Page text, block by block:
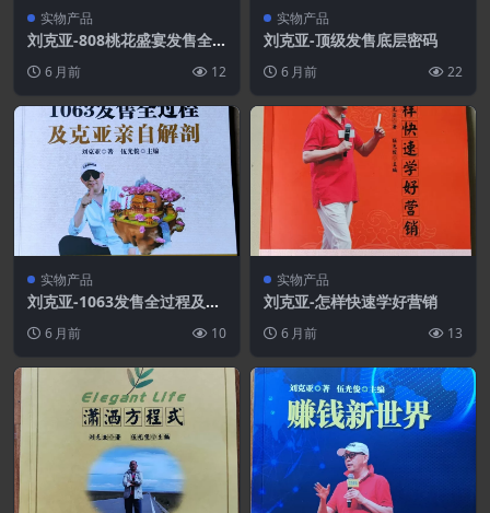
实物产品
刘克亚-808桃花盛宴发售全
6 月前 12
实物产品
刘克亚-顶级发售底层密码
6 月前 22
实物产品
刘克亚-1063发售全过程及克
6 月前 10
实物产品
刘克亚-怎样快速学好营销
6 月前 13